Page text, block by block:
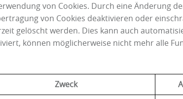
von Cookies. Durch eine Änderung
von Cookies deaktivieren oder
gelöscht werden. Dies kann auch
können möglicherweise nicht mehr alle
Zweck